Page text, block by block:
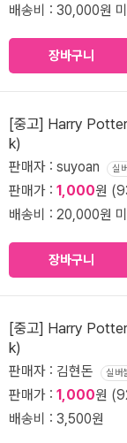
배송비 : 30,000원
장바구니
[중고] Harry
k)
판매자 : suyoan 실
판매가 : 1,000원
배송비 : 20,000원
장바구니
[중고] Harry
k)
판매자 : 김현돈 실버
판매가 : 1,000원
배송비 : 3,500원